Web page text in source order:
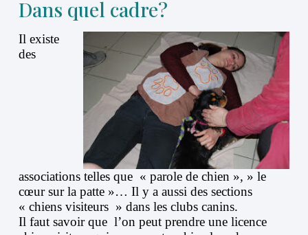
Dans quel cadre?
Il existe
des
associations telles que « parole de chien », » le
cœur sur la patte »… Il y a aussi des sections
« chiens visiteurs » dans les clubs canins.
Il faut savoir que l’on peut prendre une licence